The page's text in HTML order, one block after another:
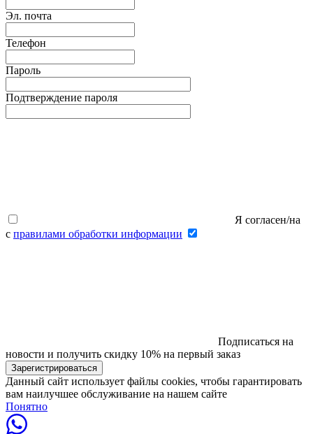
Эл. почта
Телефон
Пароль
Подтверждение пароля
Я согласен/на
с правилами обработки информации
Подписаться на
новости и получить скидку 10% на первый заказ
Данный сайт использует файлы cookies, чтобы гарантировать
вам наилучшее обслуживание на нашем сайте
Понятно